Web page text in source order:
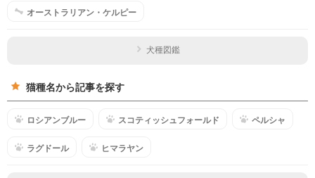
オーストラリアン・ケルピー
犬種図鑑
猫種名から記事を探す
ロシアンブルー スコティッシュフォールド ペルシャ
ラグドール ヒマラヤン